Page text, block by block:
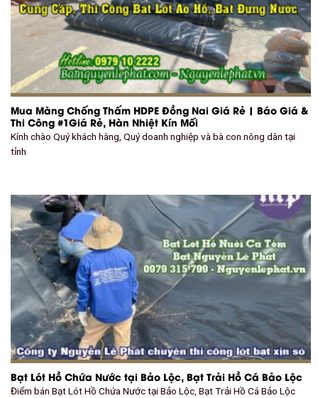
Mua Màng Chống Thấm HDPE Đồng Nai Giá Rẻ | Báo Giá &
Thi Công #1Giá Rẻ, Hàn Nhiệt Kín Mối
Kính chào Quý khách hàng, Quý doanh nghiệp và bà con nông dân tại
tỉnh
Bạt Lót Hồ Chứa Nước tại Bảo Lộc, Bạt Trải Hồ Cá Bảo Lộc
Điểm bán Bạt Lót Hồ Chứa Nước tại Bảo Lộc, Bạt Trải Hồ Cá Bảo Lộc